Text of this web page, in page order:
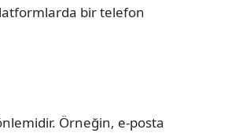
bir telefon
Örneğin, e-posta